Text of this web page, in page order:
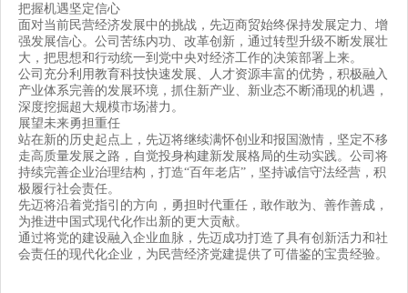
把握机遇坚定信心
面对当前民营经济发展中的挑战，先迈商贸始终保持发展定力、增
强发展信心。公司苦练内功、改革创新，通过转型升级不断发展壮
大，把思想和行动统一到党中央对经济工作的决策部署上来。
公司充分利用教育科技快速发展、人才资源丰富的优势，积极融入
产业体系完善的发展环境，抓住新产业、新业态不断涌现的机遇，
深度挖掘超大规模市场潜力。
展望未来勇担重任
站在新的历史起点上，先迈将继续满怀创业和报国激情，坚定不移
走高质量发展之路，自觉投身构建新发展格局的生动实践。公司将
持续完善企业治理结构，打造“百年老店”，坚持诚信守法经营，积
极履行社会责任。
先迈将沿着党指引的方向，勇担时代重任，敢作敢为、善作善成，
为推进中国式现代化作出新的更大贡献。
通过将党的建设融入企业血脉，先迈成功打造了具有创新活力和社
会责任的现代化企业，为民营经济党建提供了可借鉴的宝贵经验。